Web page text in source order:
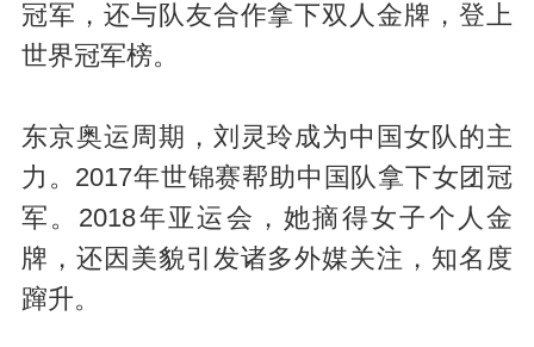
冠军，还与队友合作拿下双人金牌，登上
世界冠军榜。
东京奥运周期，刘灵玲成为中国女队的主
力。2017年世锦赛帮助中国队拿下女团冠
军。2018年亚运会，她摘得女子个人金
牌，还因美貌引发诸多外媒关注，知名度
蹿升。